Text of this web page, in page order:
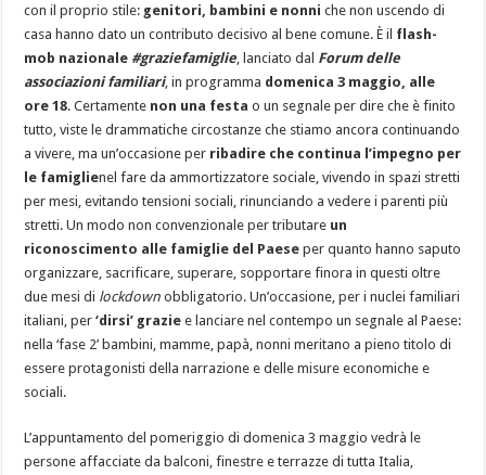
con il proprio stile: genitori, bambini e nonni che non uscendo di
casa hanno dato un contributo decisivo al bene comune. È il flash-
mob nazionale #graziefamiglie , lanciato dal Forum delle
associazioni familiari, in programma domenica 3 maggio, alle
ore 18. Certamente non una festa o un segnale per dire che è finito
tutto, viste le drammatiche circostanze che stiamo ancora continuando
a vivere, ma un’occasione per ribadire che continua l’impegno per
le famiglienel fare da ammortizzatore sociale, vivendo in spazi stretti
per mesi, evitando tensioni sociali, rinunciando a vedere i parenti più
stretti. Un modo non convenzionale per tributare un
riconoscimento alle famiglie del Paese per quanto hanno saputo
organizzare, sacrificare, superare, sopportare finora in questi oltre
due mesi di lockdown obbligatorio. Un’occasione, per i nuclei familiari
italiani, per‘dirsi’ grazie e lanciare nel contempo un segnale al Paese:
nella ‘fase 2’ bambini, mamme, papà, nonni meritano a pieno titolo di
essere protagonisti della narrazione e delle misure economiche e
sociali.
L’appuntamento del pomeriggio di domenica 3 maggio vedrà le
persone affacciate da balconi, finestre e terrazze di tutta Italia,